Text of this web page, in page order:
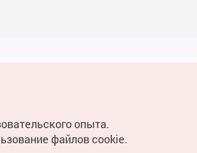
Горячая линия для
Электронные книги
опыта.
файлов cookie.